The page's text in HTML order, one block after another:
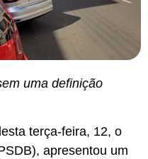
uma definição
terça-feira, 12, o
apresentou um